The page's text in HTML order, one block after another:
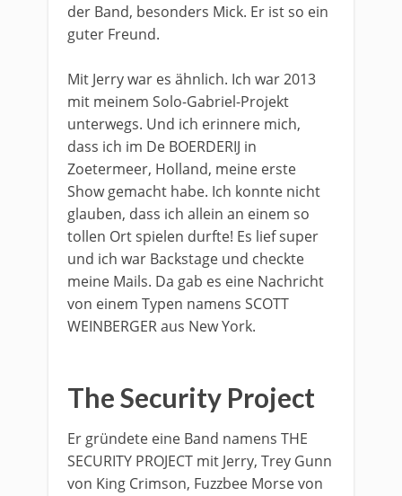
der Band, besonders Mick. Er ist so ein
guter Freund.
Mit Jerry war es ähnlich. Ich war 2013
mit meinem Solo-Gabriel-Projekt
unterwegs. Und ich erinnere mich,
dass ich im De BOERDERIJ in
Zoetermeer, Holland, meine erste
Show gemacht habe. Ich konnte nicht
glauben, dass ich allein an einem so
tollen Ort spielen durfte! Es lief super
und ich war Backstage und checkte
meine Mails. Da gab es eine Nachricht
von einem Typen namens SCOTT
WEINBERGER aus New York.
The Security Project
Er gründete eine Band namens THE
SECURITY PROJECT mit Jerry, Trey Gunn
von King Crimson, Fuzzbee Morse von